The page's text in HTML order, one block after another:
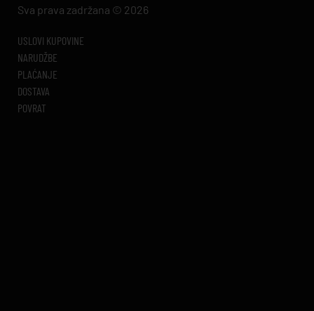
Sva prava zadržana © 2026
USLOVI KUPOVINE
NARUDŽBE
PLAĆANJE
DOSTAVA
POVRAT